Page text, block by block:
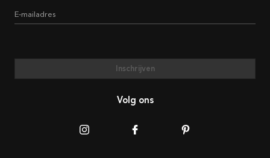
E-mailadres
Inschrijven
Volg ons